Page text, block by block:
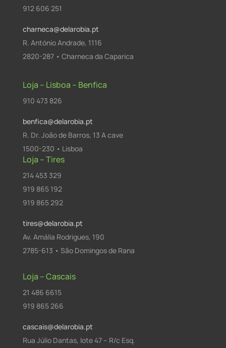
912 606 251
charneca@delarobia.pt
R. António Andrade, 1116
2820-287 • Charneca da Caparica
Loja – Lisboa – Benfica
910 473 826
benfica@delarobia.pt
R. Dr. João de Barros, 13 A cave
1500-230 • Lisboa
Loja – Tires
214 453 329
919 865 192
919 865 292
tires@delarobia.pt
Av. Amália Rodrigues, 190
2785-613 • São Domingos de Rana
Loja – Cascais
21 486 6615
919 865 266
cascais@delarobia.pt
Rua Júlio Dantas, lote 47 – R/c Esq.